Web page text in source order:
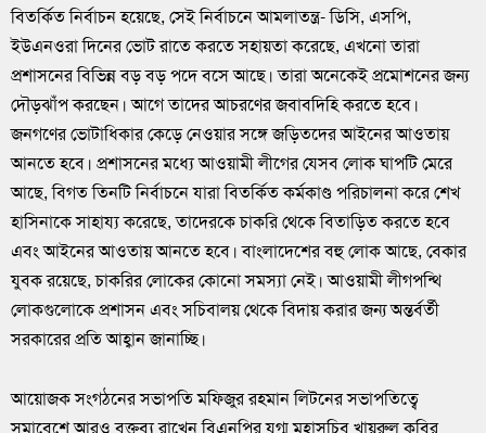
বিতর্কিত নির্বাচন হয়েছে, সেই নির্বাচনে আমলাতন্ত্র- ডিসি, এসপি,
ইউএনওরা দিনের ভোট রাতে করতে সহায়তা করেছে, এখনো তারা
প্রশাসনের বিভিন্ন বড় বড় পদে বসে আছে। তারা অনেকেই প্রমোশনের জন্য
দৌড়ঝাঁপ করছেন। আগে তাদের আচরণের জবাবদিহি করতে হবে।
জনগণের ভোটাধিকার কেড়ে নেওয়ার সঙ্গে জড়িতদের আইনের আওতায়
আনতে হবে। প্রশাসনের মধ্যে আওয়ামী লীগের যেসব লোক ঘাপটি মেরে
আছে, বিগত তিনটি নির্বাচনে যারা বিতর্কিত কর্মকাণ্ড পরিচালনা করে শেখ
হাসিনাকে সাহায্য করেছে, তাদেরকে চাকরি থেকে বিতাড়িত করতে হবে
এবং আইনের আওতায় আনতে হবে। বাংলাদেশের বহু লোক আছে, বেকার
যুবক রয়েছে, চাকরির লোকের কোনো সমস্যা নেই। আওয়ামী লীগপন্থি
লোকগুলোকে প্রশাসন এবং সচিবালয় থেকে বিদায় করার জন্য অন্তর্বর্তী
সরকারের প্রতি আহ্বান জানাচ্ছি।
আয়োজক সংগঠনের সভাপতি মফিজুর রহমান লিটনের সভাপতিত্বে